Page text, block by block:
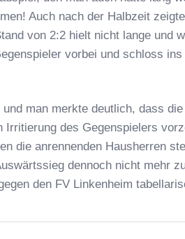
Auch nach der Halbzeit
von 2:2 hielt nicht lange und
vorbei und schloss
man merkte deutlich, dass
des Gegenspielers
die anrennenden Hausherren
dennoch nicht mehr
den FV Linkenheim